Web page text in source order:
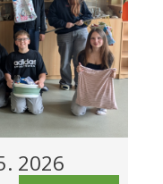
2026